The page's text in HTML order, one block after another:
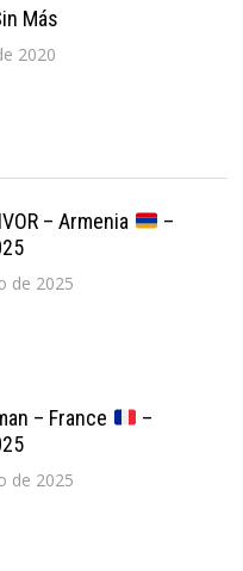
Más
2020
– Armenia
–
de 2025
– France
–
de 2025